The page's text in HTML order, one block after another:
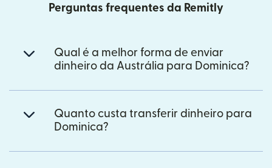
Perguntas frequentes da Remitly
Qual é a melhor forma de enviar
dinheiro da Austrália para Dominica?
Quanto custa transferir dinheiro para
Dominica?